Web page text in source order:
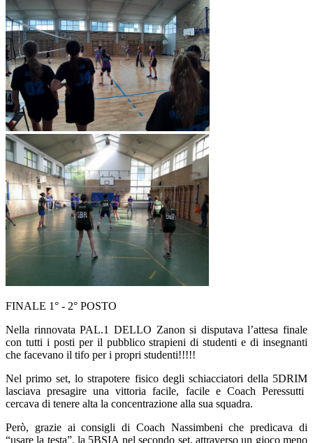
FINALE 1° - 2° POSTO
Nella rinnovata PAL.1 DELLO Zanon si disputava l’attesa finale
con tutti i posti per il pubblico strapieni di studenti e di insegnanti
che facevano il tifo per i propri studenti!!!!!
Nel primo set, lo strapotere fisico degli schiacciatori della 5DRIM
lasciava presagire una vittoria facile, facile e Coach Peressutti
cercava di tenere alta la concentrazione alla sua squadra.
Però, grazie ai consigli di Coach Nassimbeni che predicava di
“usare la testa”, la 5BSIA nel secondo set, attraverso un gioco meno